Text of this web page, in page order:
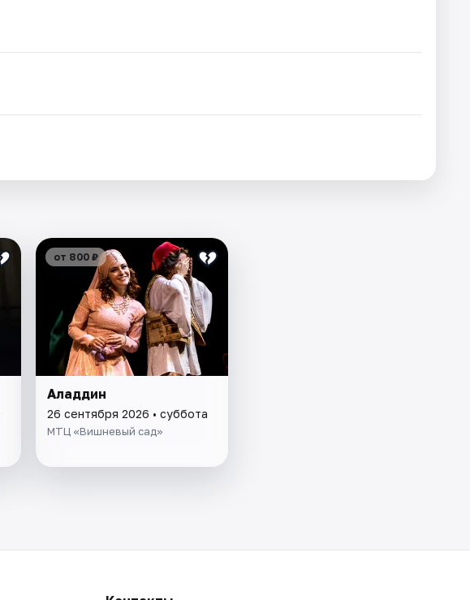
от 800 ₽
Аладдин
26 сентября 2026 • суббота
МТЦ «Вишневый сад»